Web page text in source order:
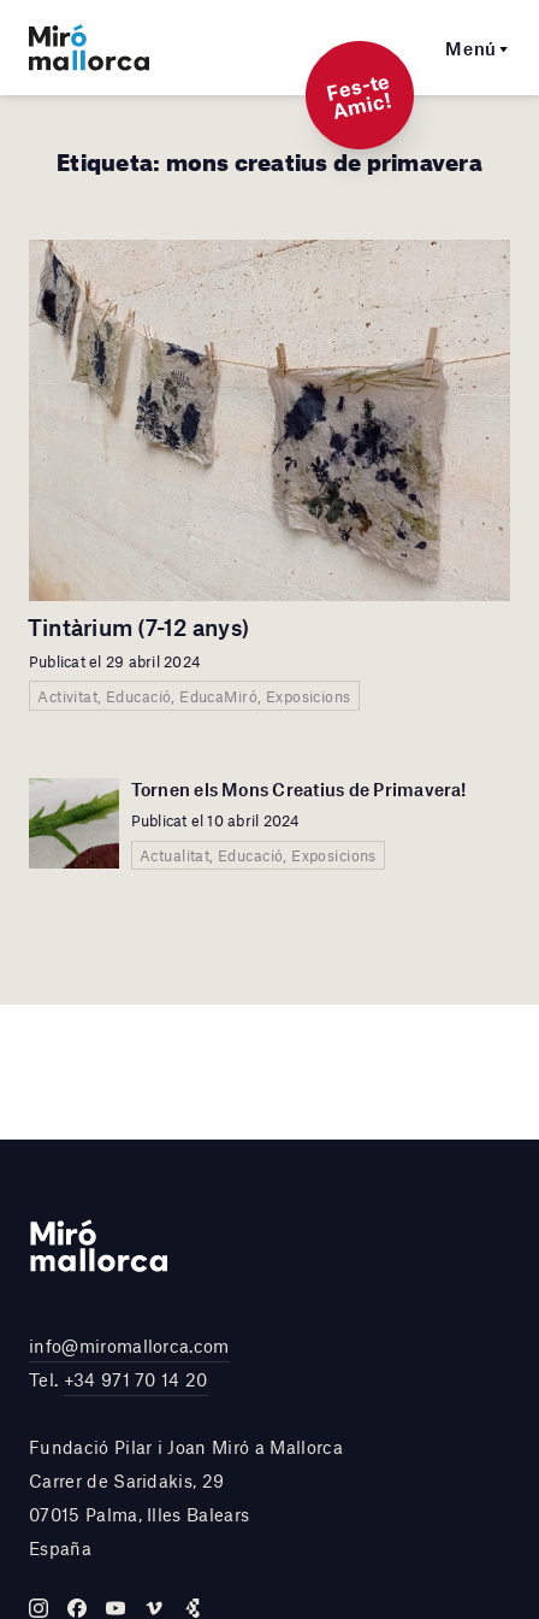
Menú
F
es-t
e
A
mi
c!
Etiqueta: mons creatius de primavera
Tintàrium (7-12 anys)
Publicat el 29 abril 2024
Activitat, Educació, EducaMiró, Exposicions
Tornen els Mons Creatius de Primavera!
Publicat el 10 abril 2024
Actualitat, Educació, Exposicions
info@miromallorca.com
Tel. +34 971 70 14 20
Fundació Pilar i Joan Miró a Mallorca
Carrer de Saridakis, 29
07015 Palma, Illes Balears
España